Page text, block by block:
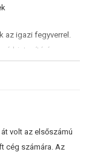
az igazi fegyverrel.
és a
és a fegyver
volt az elsőszámú
cég számára. Az